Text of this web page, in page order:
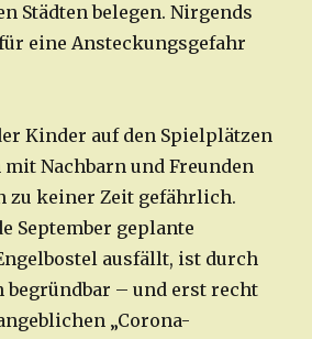
Städten belegen. Nirgends
eine Ansteckungsgefahr
Kinder auf den Spielplätzen
Nachbarn und Freunden
zu keiner Zeit gefährlich.
September geplante
ausfällt, ist durch
– und erst recht
„Corona-